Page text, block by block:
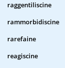
raggentiliscine
rammorbidiscine
rarefaine
reagiscine